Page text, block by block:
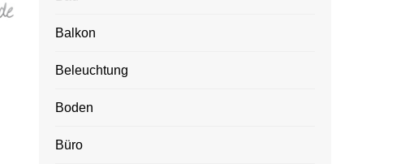
Balkon
Beleuchtung
Boden
Büro